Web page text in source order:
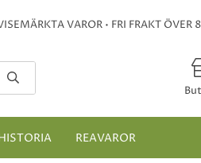
VAROR • FRI FRAKT ÖVER
REAVAROR